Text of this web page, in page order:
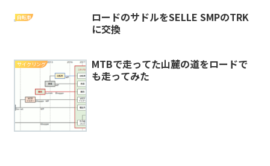
自転車
ロードのサドルをSELLE SMPのTRK
に交換
サイクリング
MTBで走ってた山麓の道をロードで
も走ってみた